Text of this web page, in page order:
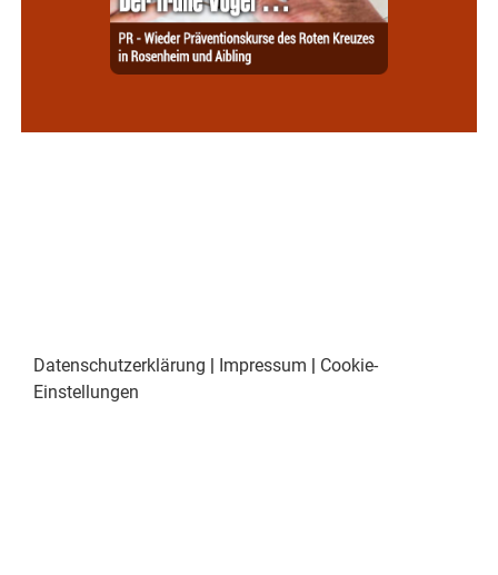
Datenschutzerklärung | Impressum | Cookie-
Einstellungen